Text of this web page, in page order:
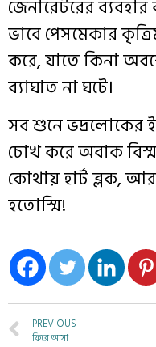
জেনারেটরেরব্যবহার
ভাবেপেসমেকার
করে,যাতেকিনা
ব্যাঘাতনাঘটে।
সবশুনেভদ্রলোকের
চোখকরেঅবাক
কোথায়হার্টব্লক,আর
হতোস্মি!
PREVIOUS
ফিরে আসা